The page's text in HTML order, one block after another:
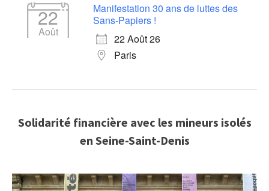
22
Août
Manifestation 30 ans de luttes des
Sans-Papiers !
22 Août 26
Paris
Solidarité financière avec les mineurs isolés
en Seine-Saint-Denis